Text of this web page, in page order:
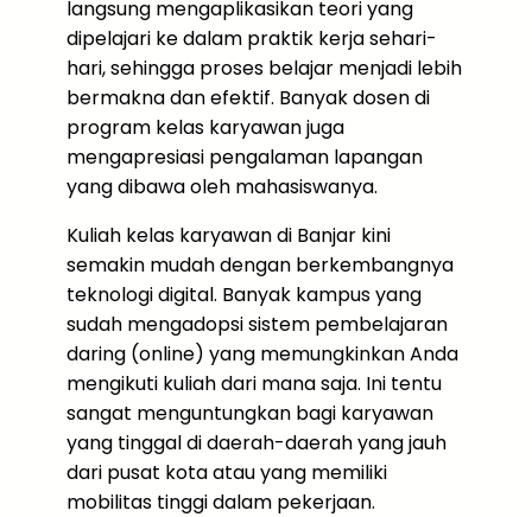
langsung mengaplikasikan teori yang
dipelajari ke dalam praktik kerja sehari-
hari, sehingga proses belajar menjadi lebih
bermakna dan efektif. Banyak dosen di
program kelas karyawan juga
mengapresiasi pengalaman lapangan
yang dibawa oleh mahasiswanya.
Kuliah kelas karyawan di Banjar kini
semakin mudah dengan berkembangnya
teknologi digital. Banyak kampus yang
sudah mengadopsi sistem pembelajaran
daring (online) yang memungkinkan Anda
mengikuti kuliah dari mana saja. Ini tentu
sangat menguntungkan bagi karyawan
yang tinggal di daerah-daerah yang jauh
dari pusat kota atau yang memiliki
mobilitas tinggi dalam pekerjaan.